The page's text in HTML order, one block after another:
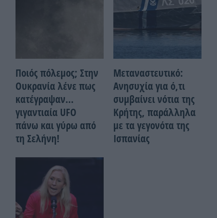
Ποιός πόλεμος; Στην
Ουκρανία λένε πως
κατέγραψαν…
γιγαντιαία UFO
πάνω και γύρω από
τη Σελήνη!
Μεταναστευτικό:
Ανησυχία για ό,τι
συμβαίνει νότια της
Κρήτης, παράλληλα
με τα γεγονότα της
Ισπανίας